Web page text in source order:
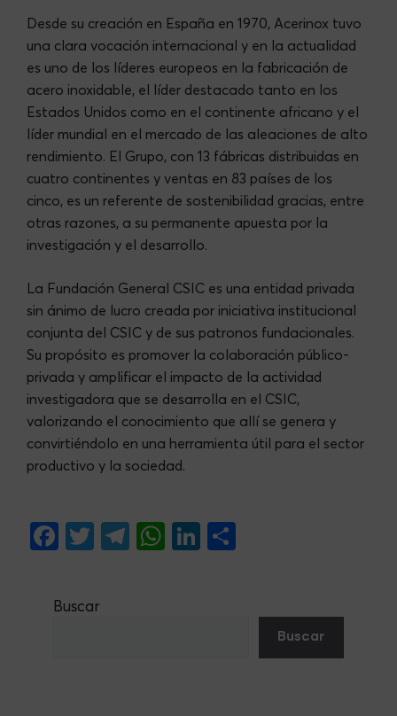
Desde su creación en España en 1970, Acerinox tuvo
una clara vocación internacional y en la actualidad
es uno de los líderes europeos en la fabricación de
acero inoxidable, el líder destacado tanto en los
Estados Unidos como en el continente africano y el
líder mundial en el mercado de las aleaciones de alto
rendimiento. El Grupo, con 13 fábricas distribuidas en
cuatro continentes y ventas en 83 países de los
cinco, es un referente de sostenibilidad gracias, entre
otras razones, a su permanente apuesta por la
investigación y el desarrollo.
La Fundación General CSIC es una entidad privada
sin ánimo de lucro creada por iniciativa institucional
conjunta del CSIC y de sus patronos fundacionales.
Su propósito es promover la colaboración público-
privada y amplificar el impacto de la actividad
investigadora que se desarrolla en el CSIC,
valorizando el conocimiento que allí se genera y
convirtiéndolo en una herramienta útil para el sector
productivo y la sociedad.
F
c
e
T
er
Te W Li
Buscar
Buscar